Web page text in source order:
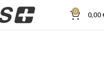
0 0,00